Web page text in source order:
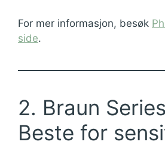
For mer informasjon, besøk
side.
2. Braun
Beste for